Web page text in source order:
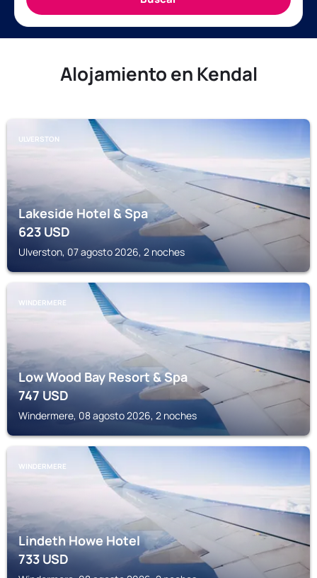
Alojamiento en Kendal
ULVERSTON
Lakeside Hotel & Spa
623USD
Ulverston, 07 agosto 2026, 2 noches
WINDERMERE
Low Wood Bay Resort & Spa
747USD
Windermere, 08 agosto 2026, 2 noches
WINDERMERE
Lindeth Howe Hotel
733USD